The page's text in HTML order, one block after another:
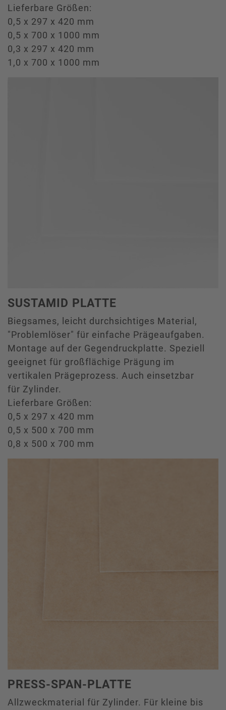
Lieferbare Größen:
0,5 x 297 x 420 mm
0,5 x 700 x 1000 mm
0,3 x 297 x 420 mm
1,0 x 700 x 1000 mm
SUSTAMID PLATTE
Biegsames, leicht durchsichtiges Material,
"Problemlöser" für einfache Prägeaufgaben.
Montage auf der Gegendruckplatte. Speziell
geeignet für großflächige Prägung im
vertikalen Prägeprozess. Auch einsetzbar
für Zylinder.
Lieferbare Größen:
0,5 x 297 x 420 mm
0,5 x 500 x 700 mm
0,8 x 500 x 700 mm
PRESS-SPAN-PLATTE
Allzweckmaterial für Zylinder. Für kleine bis